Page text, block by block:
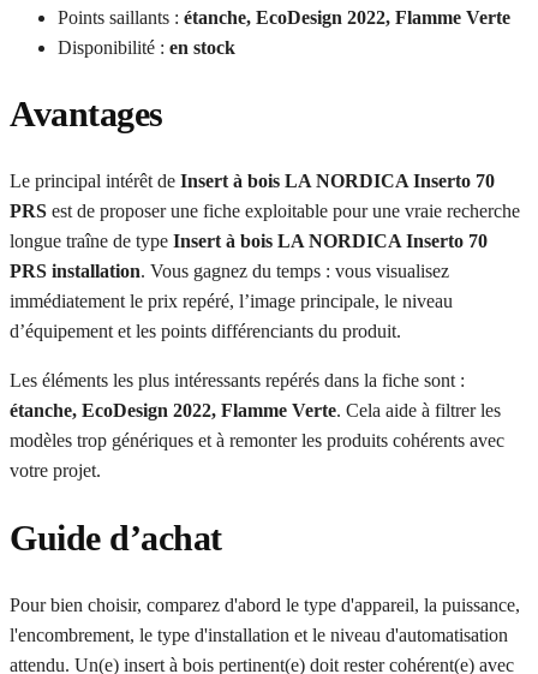
Points saillants : étanche, EcoDesign 2022, Flamme Verte
Disponibilité : en stock
Avantages
Le principal intérêt de Insert à bois LA NORDICA Inserto 70
PRS est de proposer une fiche exploitable pour une vraie recherche
longue traîne de type Insert à bois LA NORDICA Inserto 70
PRS installation. Vous gagnez du temps : vous visualisez
immédiatement le prix repéré, l’image principale, le niveau
d’équipement et les points différenciants du produit.
Les éléments les plus intéressants repérés dans la fiche sont :
étanche, EcoDesign 2022, Flamme Verte. Cela aide à filtrer les
modèles trop génériques et à remonter les produits cohérents avec
votre projet.
Guide d’achat
Pour bien choisir, comparez d'abord le type d'appareil, la puissance,
l'encombrement, le type d'installation et le niveau d'automatisation
attendu. Un(e) insert à bois pertinent(e) doit rester cohérent(e) avec